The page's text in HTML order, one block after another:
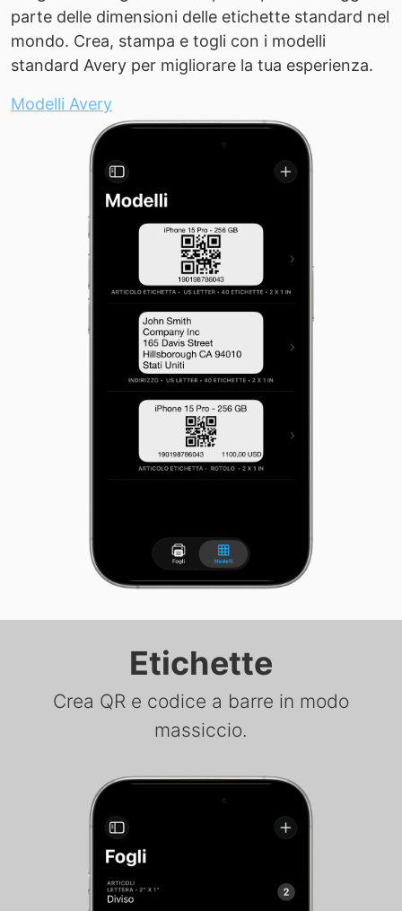
parte delle dimensioni delle etichette standard nel
mondo. Crea, stampa e togli con i modelli
standard Avery per migliorare la tua esperienza.
Modelli Avery
Etichette
Crea QR e codice a barre in modo
massiccio.